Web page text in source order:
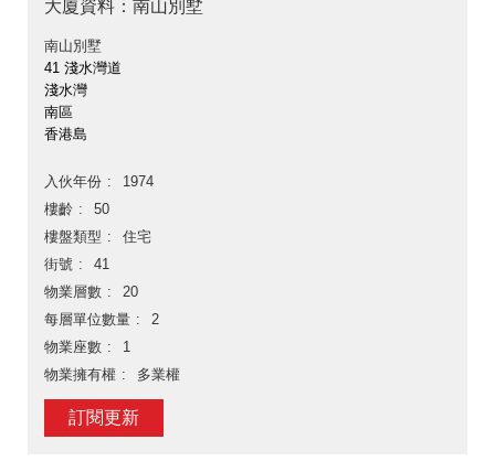
大廈資料：南山別墅
南山別墅
41 淺水灣道
淺水灣
南區
香港島
入伙年份
1974
樓齡
50
樓盤類型
住宅
街號
41
物業層數
20
每層單位數量
2
物業座數
1
物業擁有權
多業權
訂閱更新